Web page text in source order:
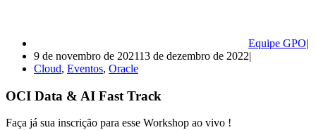
Equipe GPO
9 de novembro de 202113 de dezembro de 2022
Cloud, Eventos, Oracle
OCI Data & AI Fast Track
Faça já sua inscrição para esse Workshop ao vivo !